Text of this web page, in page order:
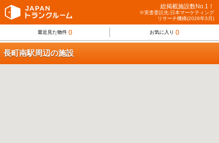
総掲載施設数No.1！
※実査委託先:日本マーケティング
リサーチ機構(2026年3月)
最近見た物件 0 お気に入り 0
長町南駅周辺の施設